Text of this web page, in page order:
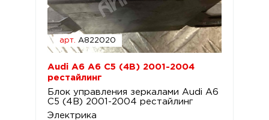
арт. A822020
Audi A6 A6 C5 (4B) 2001-2004
рестайлинг
Блок управления зеркалами Audi A6
C5 (4B) 2001-2004 рестайлинг
Электрика